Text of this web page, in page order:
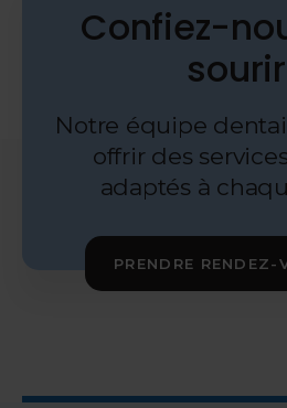
Confiez-
Notre équipe
offrir des
adaptés à
PRENDRE RENDEZ-